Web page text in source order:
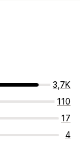
3,7K
110
17
4